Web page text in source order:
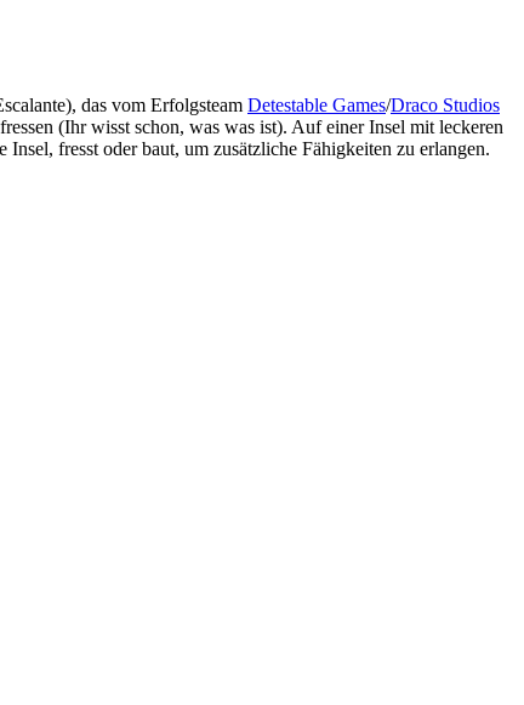
das vom Erfolgsteam Detestable Games/Draco Studios
(Ihr wisst schon, was was ist). Auf einer Insel mit leckeren
fresst oder baut, um zusätzliche Fähigkeiten zu erlangen.